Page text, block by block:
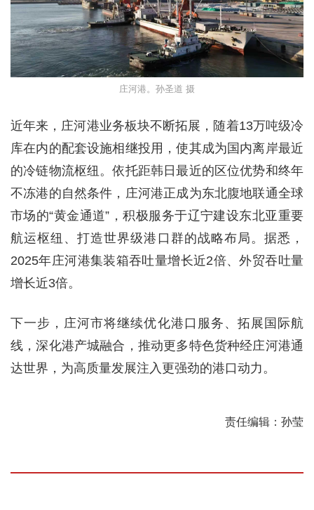
庄河港。孙圣道 摄
近年来，庄河港业务板块不断拓展，随着13万吨级冷
库在内的配套设施相继投用，使其成为国内离岸最近
的冷链物流枢纽。依托距韩日最近的区位优势和终年
不冻港的自然条件，庄河港正成为东北腹地联通全球
市场的“黄金通道”，积极服务于辽宁建设东北亚重要
航运枢纽、打造世界级港口群的战略布局。据悉，
2025年庄河港集装箱吞吐量增长近2倍、外贸吞吐量
增长近3倍。
下一步，庄河市将继续优化港口服务、拓展国际航
线，深化港产城融合，推动更多特色货种经庄河港通
达世界，为高质量发展注入更强劲的港口动力。
责任编辑：孙莹